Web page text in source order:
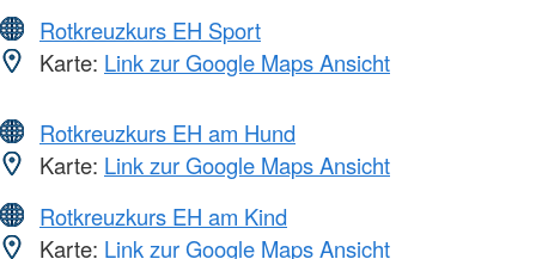
Rotkreuzkurs EH Sport
Karte: Link zur Google Maps Ansicht
Rotkreuzkurs EH am Hund
Karte: Link zur Google Maps Ansicht
Rotkreuzkurs EH am Kind
Karte: Link zur Google Maps Ansicht